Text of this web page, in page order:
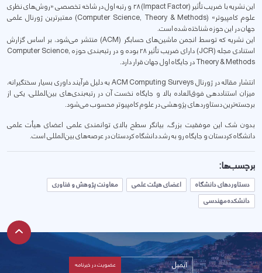
این نشریه با ضریب تأثیر (Impact Factor) ۲۸ و رتبه اول در شاخه تخصصی «روش‌های نظری
علوم کامپیوتر» (Computer Science, Theory & Methods) معتبرترین ژورنال علمی
جهان در این حوزه شناختە شدە است.
این نشریه که توسط انجمن ماشین‌های حسابگر (ACM) منتشر می‌شود، بر اساس گزارش
استنادی مجله (JCR) دارای ضریب تأثیر ۲۸ بوده و در رتبه‌بندی حوزه Computer Science,
Theory & Methods در جایگاه اول جهان قرار دارد.
انتشار مقاله در ژورنال ACM Computing Surveys به دلیل فرآیند داوری بسیار سختگیرانه،
میزان استناددهی فوق‌العاده بالا و جایگاه نخست آن در رتبه‌بندی‌های بین‌المللی، یکی از
برجسته‌ترین دستاوردهای پژوهشی در علوم کامپیوتر محسوب می‌شود.
بدون شک این موفقیت بزرگ، بیانگر سطح بالای توانمندی علمی اعضای هیأت علمی
دانشگاه کردستان و جایگاه رو به رشد دانشگاه کردستان در عرصه‌های بین‌المللی است.
برچسب‌ها:
دستاوردهای دانشگاه اعضای هیئت علمی
معاونت پژوهش و فناوری
دانشکده مهندسی